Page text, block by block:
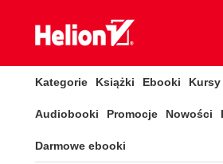
Kategorie Książki Ebooki
Audiobooki Promocje Nowości
Darmowe ebooki